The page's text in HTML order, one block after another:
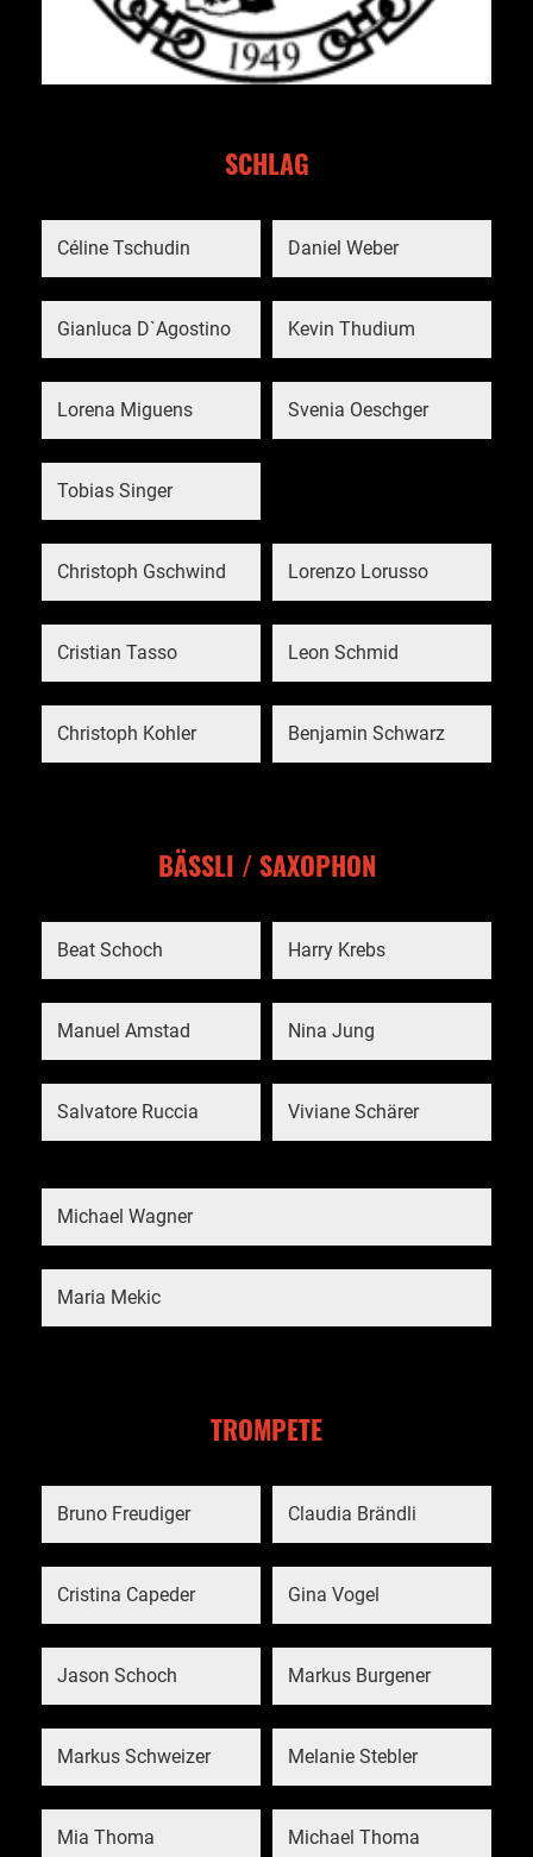
SCHLAG
Céline Tschudin Daniel Weber
Gianluca D`Agostino Kevin Thudium
Lorena Miguens Svenia Oeschger
Tobias Singer
Christoph Gschwind Lorenzo Lorusso
Cristian Tasso Leon Schmid
Christoph Kohler Benjamin Schwarz
BÄSSLI / SAXOPHON
Beat Schoch Harry Krebs
Manuel Amstad Nina Jung
Salvatore Ruccia Viviane Schärer
Michael Wagner
Maria Mekic
TROMPETE
Bruno Freudiger Claudia Brändli
Cristina Capeder Gina Vogel
Jason Schoch Markus Burgener
Markus Schweizer Melanie Stebler
Mia Thoma Michael Thoma